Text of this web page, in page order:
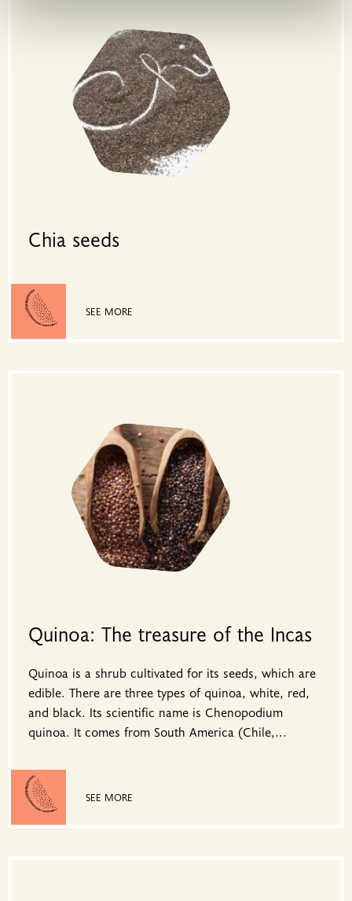
κοινωνικών μέσων, διαφήμισης και αναλύσεων, οι
οποίοι ενδεχομένως να τις συνδυάσουν με άλλες
πληροφορίες που τους έχετε παραχωρήσει ή τις οποίες
έχουν συλλέξει σε σχέση με την από μέρους σας χρήση
των υπηρεσιών τους.
Chia seeds
SEE MORE
Quinoa: The treasure of the Incas
Quinoa is a shrub cultivated for its seeds, which are
edible. There are three types of quinoa, white, red,
and black. Its scientific name is Chenopodium
quinoa. It comes from South America (Chile,...
SEE MORE